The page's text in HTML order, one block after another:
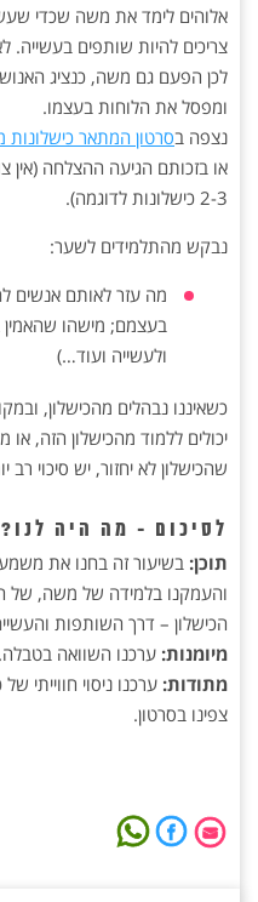
אלוהים לימד את משה שכדי
צריכים להיות שותפים בעשייה.
לכן הפעם גם משה, כנציג
ומפסל את הלוחות בעצמו.
נצפה בסרטון המתאר כישלונות
או בזכותם הגיעה ההצלחה
2-3 כישלונות לדוגמה).
נבקש מהתלמידים לשער:
מה עזר לאותם אנשים
בעצמם; מישהו שהאמין
ולעשייה ועוד…)
כשאיננו נבהלים מהכישלון,
יכולים ללמוד מהכישלון הזה, או
שהכישלון לא יחזור, יש סיכוי
לסיכום - מה היה לנו?
תוכן: בשיעור זה בחנו את
והעמקנו בלמידה של משה, של
הכישלון – דרך השותפות
מיומנות: ערכנו השוואה בטבלה.
מתודות: ערכנו ניסוי
צפינו בסרטון.